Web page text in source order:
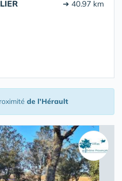
➔ 40.97 km
de l'Hérault